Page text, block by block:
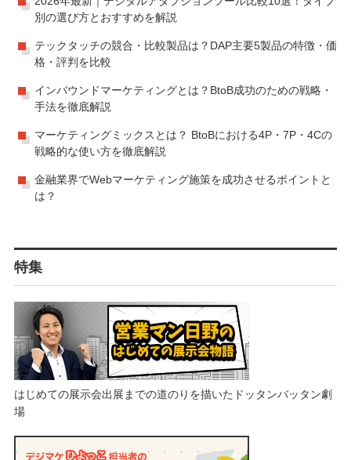
別の選び方とおすすめを解説
テックタッチの競合・比較製品は？DAP主要5製品の特徴・価
格・評判を比較
インバウンドマーケティングとは？BtoB成功のための戦略・
手法を徹底解説
マーケティングミックスとは？ BtoBにおける4P・7P・4Cの
戦略的な使い方を徹底解説
金融業界でWebマーケティング施策を成功させるポイントと
は？
特集
はじめての展示会出展までの道のりを描いたドッタンバッタン劇
場